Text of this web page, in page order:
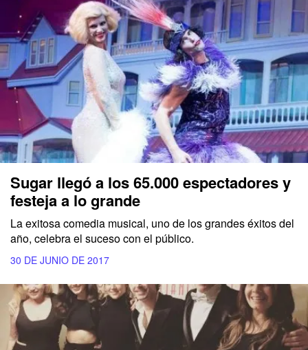
Sugar llegó a los 65.000 espectadores y
festeja a lo grande
La exitosa comedia musical, uno de los grandes éxitos del
año, celebra el suceso con el público.
30 DE JUNIO DE 2017